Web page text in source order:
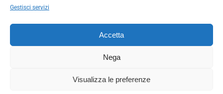
Gestisci servizi
Accetta
Nega
Visualizza le preferenze
La Società ha inoltre adottato un proprio Codice Etico, consultabile al seguente link:
Scarica il Codice Etico